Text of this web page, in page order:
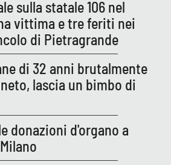
sulla statale 106 nel
vittima e tre feriti nei
di Pietragrande
di 32 anni brutalmente
lascia un bimbo di
donazioni d'organo a